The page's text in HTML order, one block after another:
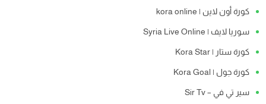
كورة أون لاين | kora online
سوريا لايف | Syria Live Online
كورة ستار | Kora Star
كورة جول | Kora Goal
سير تي في – Sir Tv